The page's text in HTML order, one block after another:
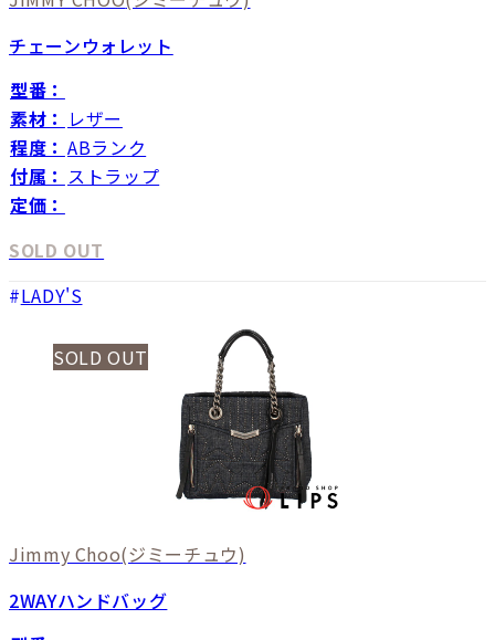
チェーンウォレット
型番：
素材： レザー
程度： ABランク
付属： ストラップ
定価：
SOLD OUT
LADY'S
SOLD OUT
Jimmy Choo(ジミーチュウ)
2WAYハンドバッグ